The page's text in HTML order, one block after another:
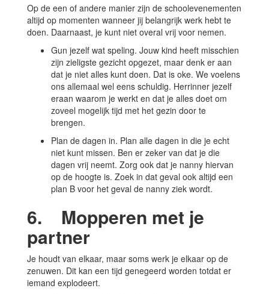
Op de een of andere manier zijn de schoolevenementen
altijd op momenten wanneer jij belangrijk werk hebt te
doen. Daarnaast, je kunt niet overal vrij voor nemen.
Gun jezelf wat speling. Jouw kind heeft misschien
zijn zieligste gezicht opgezet, maar denk er aan
dat je niet alles kunt doen. Dat is oke. We voelens
ons allemaal wel eens schuldig. Herrinner jezelf
eraan waarom je werkt en dat je alles doet om
zoveel mogelijk tijd met het gezin door te
brengen.
Plan de dagen in. Plan alle dagen in die je echt
niet kunt missen. Ben er zeker van dat je die
dagen vrij neemt. Zorg ook dat je nanny hiervan
op de hoogte is. Zoek in dat geval ook altijd een
plan B voor het geval de nanny ziek wordt.
6. Mopperen met je
partner
Je houdt van elkaar, maar soms werk je elkaar op de
zenuwen. Dit kan een tijd genegeerd worden totdat er
iemand explodeert.